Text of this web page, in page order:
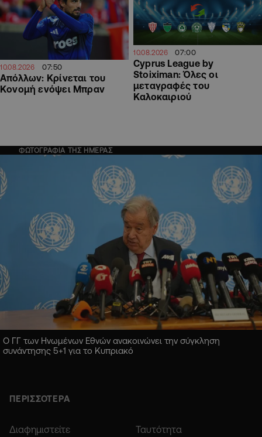
10.08.2026 07:50
Απόλλων: Κρίνεται του
Κονομή ενόψει Μπραν
10.08.2026 07:00
Cyprus League by
Stoiximan: Όλες οι
μεταγραφές του
Καλοκαιριού
ΦΩΤΟΓΡΑΦΙΑ ΤΗΣ ΗΜΕΡΑΣ
Ο ΓΓ των Ηνωμένων Εθνών ανακοινώνει την σύγκληση
συνάντησης 5+1 για το Κυπριακό
ΠΕΡΙΣΣΟΤΕΡΑ
Διαφημιστείτε Ταυτότητα